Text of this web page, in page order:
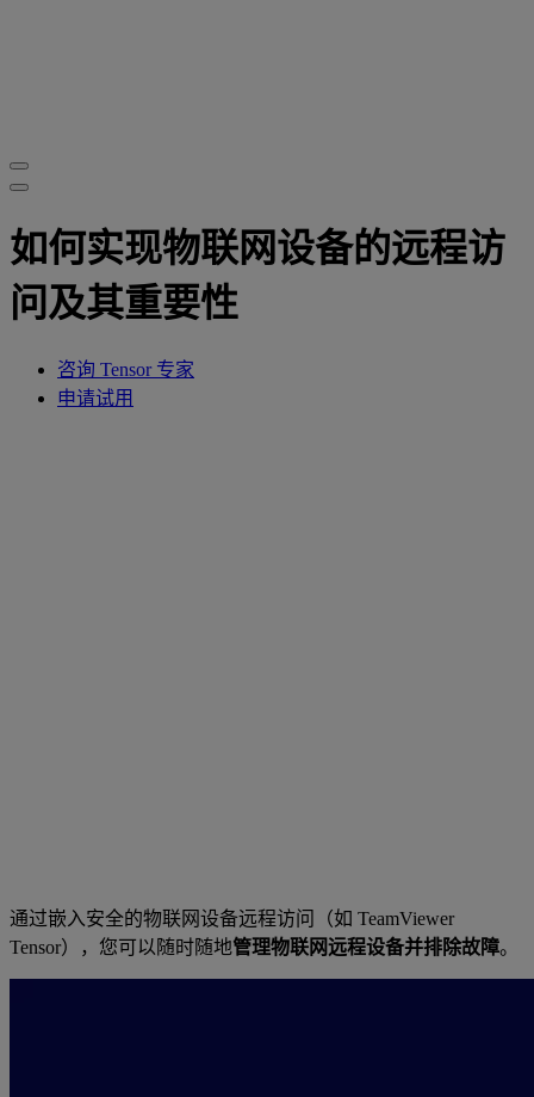
如何实现物联网设备的远程访
问及其重要性
咨询 Tensor 专家
申请试用
通过嵌入安全的物联网设备远程访问（如 TeamViewer
Tensor），您可以随时随地管理物联网远程设备并排除故障。